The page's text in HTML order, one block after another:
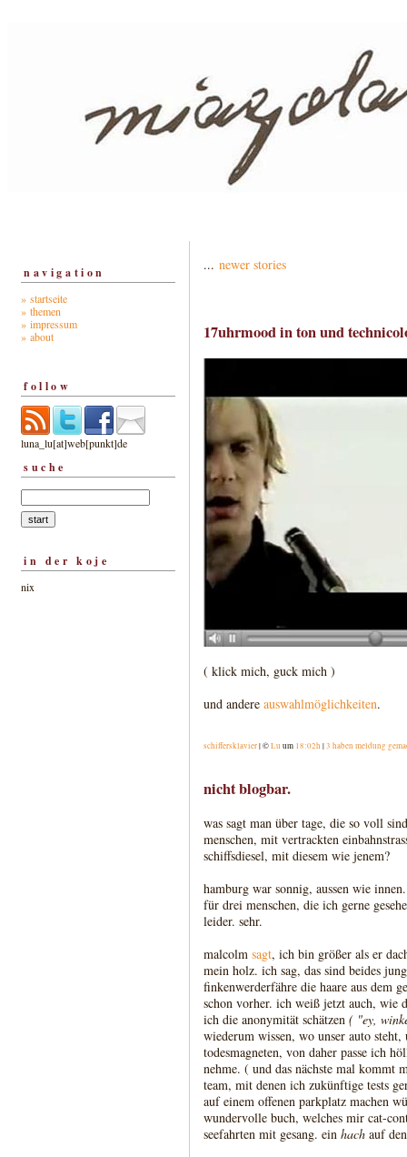
navigation
» startseite
» themen
» impressum
» about
follow
luna_lu[at]web[punkt]de
suche
in der koje
nix
... newer stories
17uhrmood in ton und
( klick mich, guck mich )
und andere auswahlmöglichkeiten.
schiffersklavier| ©Lu um 18:02h |3 haben meldung
nicht blogbar.
was sagt man über tage, die so voll
menschen, mit vertrackten
schiffsdiesel, mit diesem wie jenem?
hamburg war sonnig, aussen wie
für drei menschen, die ich gerne
leider. sehr.
malcolm sagt, ich bin größer als er
mein holz. ich sag, das sind beides
finkenwerderfähre die haare aus dem
schon vorher. ich weiß jetzt auch, wie
ich die anonymität schätzen ( "ey,
wiederum wissen, wo unser auto
todesmagneten, von daher passe ich
nehme. ( und das nächste mal kommt
team, mit denen ich zukünftige tests
auf einem offenen parkplatz machen
wundervolle buch, welches mir cat-
seefahrten mit gesang. ein hach auf